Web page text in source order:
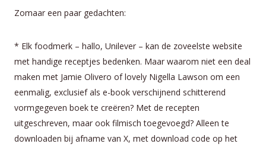
Zomaar een paar gedachten:
* Elk foodmerk – hallo, Unilever – kan de zoveelste website
met handige receptjes bedenken. Maar waarom niet een deal
maken met Jamie Olivero of lovely Nigella Lawson om een
eenmalig, exclusief als e-book verschijnend schitterend
vormgegeven boek te creëren? Met de recepten
uitgeschreven, maar ook filmisch toegevoegd? Alleen te
downloaden bij afname van X, met download code op het